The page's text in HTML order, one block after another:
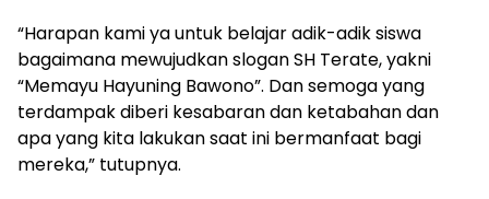
“Harapan kami ya untuk belajar adik-adik siswa
bagaimana mewujudkan slogan SH Terate, yakni
“Memayu Hayuning Bawono”. Dan semoga yang
terdampak diberi kesabaran dan ketabahan dan
apa yang kita lakukan saat ini bermanfaat bagi
mereka,” tutupnya.